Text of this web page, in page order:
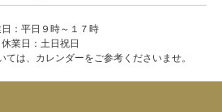
：平日９時～１７時
休業日：土日祝日
は、カレンダーをご参考くださいませ。